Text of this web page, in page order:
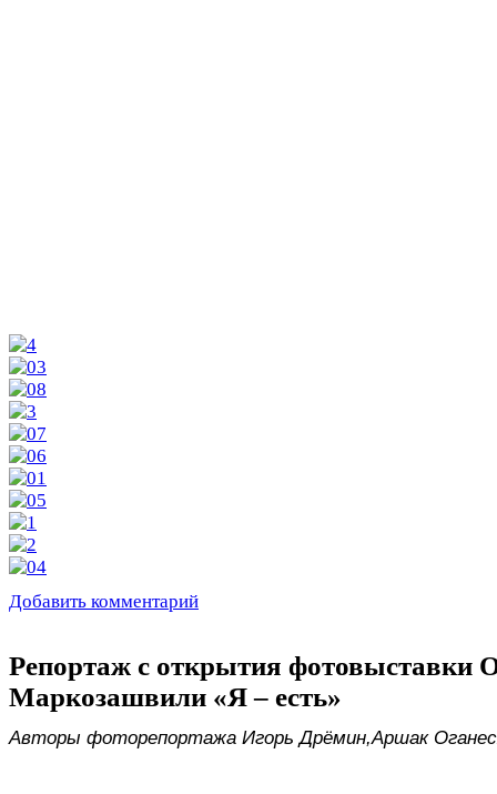
Добавить комментарий
Репортаж с открытия фотовыставки
Маркозашвили «Я – есть»
Авторы фоторепортажа Игорь Дрёмин,Аршак